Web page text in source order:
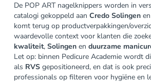
De POP ART nagelknippers worden in
catalogi gekoppeld aan Credo Solingenen
komt terug op productverpakkingen/
waardevolle context voor klanten die
kwaliteit, Solingenen duurzame
Let op: binnen Pedicure Academie wordt
als RVSgepositioneerd, en dat is ook
professionals op filteren voor hygiëne en